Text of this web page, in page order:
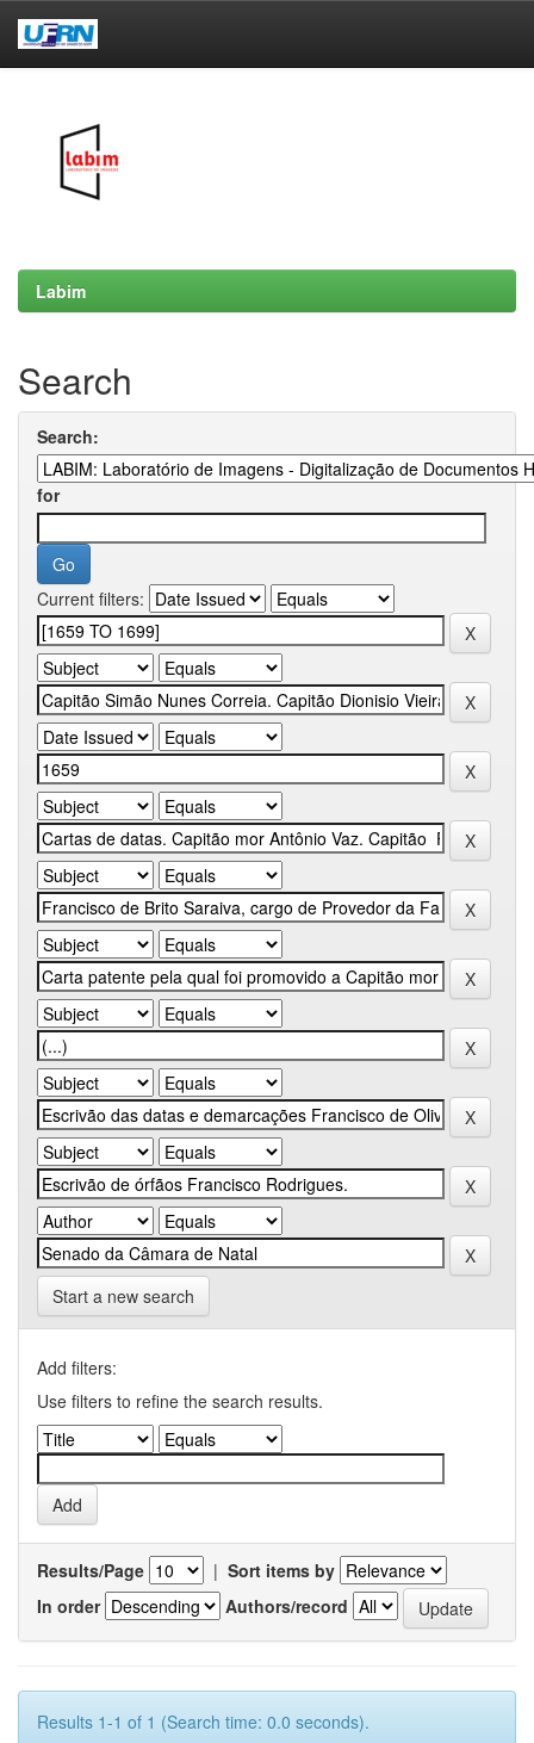
Labim
Search
Search:
for
Current filters:
Start a new search
Add filters:
Use filters to refine the search results.
Results/Page | Sort items by
In order
Authors/record
Results 1-1 of 1 (Search time: 0.0 seconds).